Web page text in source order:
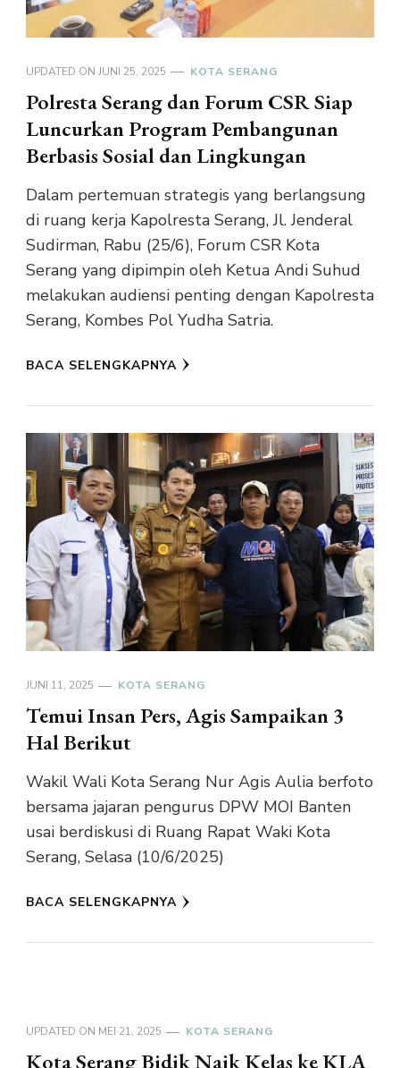
UPDATED ON JUNI 25, 2025 KOTA SERANG
Polresta Serang dan Forum CSR Siap
Luncurkan Program Pembangunan
Berbasis Sosial dan Lingkungan
Dalam pertemuan strategis yang berlangsung
di ruang kerja Kapolresta Serang, Jl. Jenderal
Sudirman, Rabu (25/6), Forum CSR Kota
Serang yang dipimpin oleh Ketua Andi Suhud
melakukan audiensi penting dengan Kapolresta
Serang, Kombes Pol Yudha Satria.
BACA SELENGKAPNYA
JUNI 11, 2025 KOTA SERANG
Temui Insan Pers, Agis Sampaikan 3
Hal Berikut
Wakil Wali Kota Serang Nur Agis Aulia berfoto
bersama jajaran pengurus DPW MOI Banten
usai berdiskusi di Ruang Rapat Waki Kota
Serang, Selasa (10/6/2025)
BACA SELENGKAPNYA
UPDATED ON MEI 21, 2025 KOTA SERANG
Kota Serang Bidik Naik Kelas ke KLA